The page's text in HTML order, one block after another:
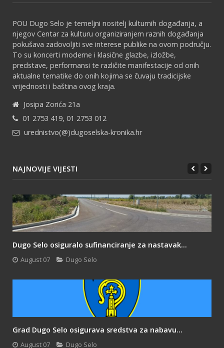
POU Dugo Selo je temeljni nositelj kulturnih događanja, a
njegov Centar za kulturu organiziranjem raznih događanja
pokušava zadovoljiti sve interese publike na ovom području.
To su koncerti moderne i klasične glazbe, izložbe,
predstave, performansi te različite manifestacije od onih
aktualne tematike do onih kojima se čuvaju tradicijske
vrijednosti i baština ovog kraja.
Josipa Zorića 21a
01 2753 419, 01 2753 012
urednistvo(@)dugoselska-kronika.hr
NAJNOVIJE VIJESTI
Dugo Selo osiguralo sufinanciranje za nastavak...
August 07 Dugo Selo
Grad Dugo Selo osigurava sredstva za nabavu...
August 07 Dugo Selo